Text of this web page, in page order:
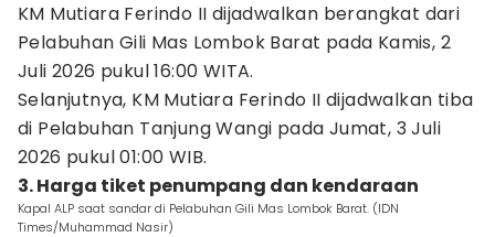
KM Mutiara Ferindo II dijadwalkan berangkat dari
Pelabuhan Gili Mas Lombok Barat pada Kamis, 2
Juli 2026 pukul 16:00 WITA.
Selanjutnya, KM Mutiara Ferindo II dijadwalkan tiba
di Pelabuhan Tanjung Wangi pada Jumat, 3 Juli
2026 pukul 01:00 WIB.
3. Harga tiket penumpang dan kendaraan
Kapal ALP saat sandar di Pelabuhan Gili Mas Lombok Barat. (IDN
Times/Muhammad Nasir)